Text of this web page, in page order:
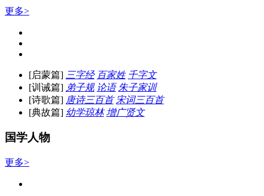
更多>
[启蒙篇] 三字经 百家姓 千字文
[训诫篇] 弟子规 论语 朱子家训
[诗歌篇] 唐诗三百首 宋词三百首
[典故篇] 幼学琼林 增广贤文
国学人物
更多>